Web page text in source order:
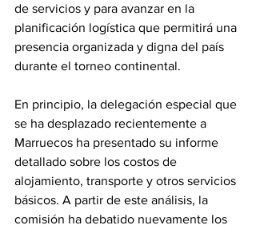
de servicios y para avanzar en la
planificación logística que permitirá una
presencia organizada y digna del país
durante el torneo continental.
En principio, la delegación especial que
se ha desplazado recientemente a
Marruecos ha presentado su informe
detallado sobre los costos de
alojamiento, transporte y otros servicios
básicos. A partir de este análisis, la
comisión ha debatido nuevamente los